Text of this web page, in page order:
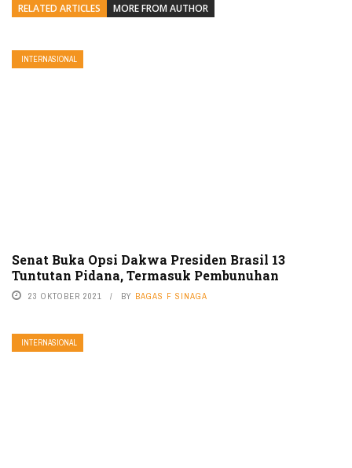
RELATED ARTICLES MORE FROM AUTHOR
INTERNASIONAL
Senat Buka Opsi Dakwa Presiden Brasil 13
Tuntutan Pidana, Termasuk Pembunuhan
23 OKTOBER 2021 BY BAGAS F SINAGA
INTERNASIONAL